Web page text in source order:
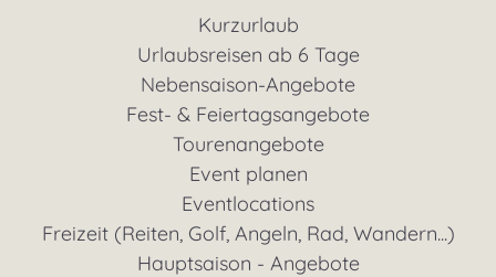
Kurzurlaub
Urlaubsreisen ab 6 Tage
Nebensaison-Angebote
Fest- & Feiertagsangebote
Tourenangebote
Event planen
Eventlocations
Freizeit (Reiten, Golf, Angeln, Rad, Wandern...)
Hauptsaison - Angebote